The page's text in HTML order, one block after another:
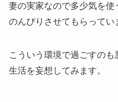
妻の実家なので多少気を使
のんびりさせてもらってい
こういう環境で過ごすの
生活を妄想してみます。